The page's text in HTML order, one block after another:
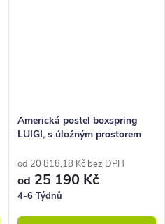
Americká postel boxspring
LUIGI, s úložným prostorem
od 20 818,18 Kč bez DPH
od 25 190 Kč
4-6 Týdnů